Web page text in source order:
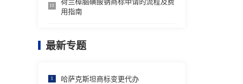
10
荷兰樟脑磺酸钠商标申请的流程及费
用指南
最新专题
1 哈萨克斯坦商标变更代办